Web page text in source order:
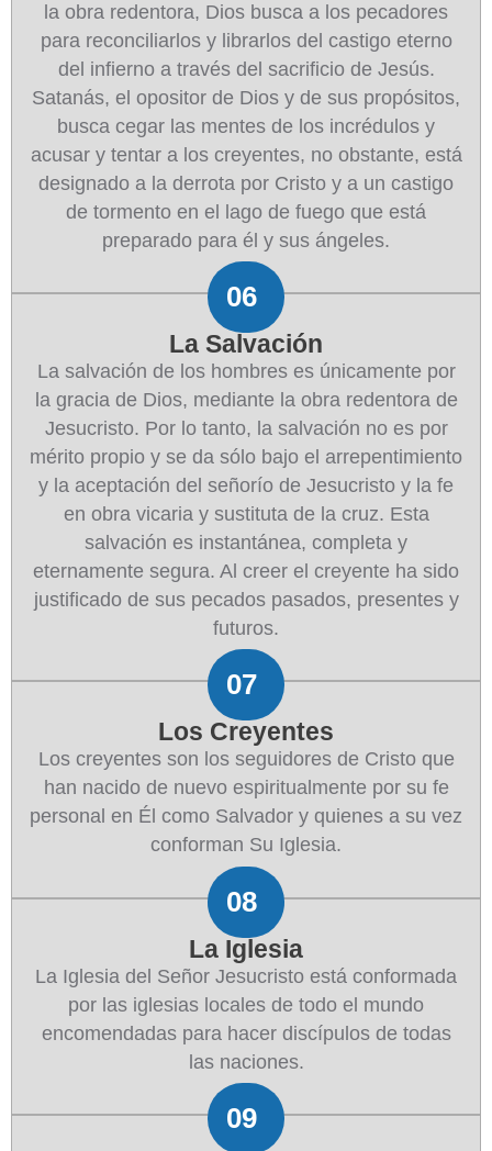
la obra redentora, Dios busca a los pecadores
para reconciliarlos y librarlos del castigo eterno
del infierno a través del sacrificio de Jesús.
Satanás, el opositor de Dios y de sus propósitos,
busca cegar las mentes de los incrédulos y
acusar y tentar a los creyentes, no obstante, está
designado a la derrota por Cristo y a un castigo
de tormento en el lago de fuego que está
preparado para él y sus ángeles.
06
La Salvación
La salvación de los hombres es únicamente por
la gracia de Dios, mediante la obra redentora de
Jesucristo. Por lo tanto, la salvación no es por
mérito propio y se da sólo bajo el arrepentimiento
y la aceptación del señorío de Jesucristo y la fe
en obra vicaria y sustituta de la cruz. Esta
salvación es instantánea, completa y
eternamente segura. Al creer el creyente ha sido
justificado de sus pecados pasados, presentes y
futuros.
07
Los Creyentes
Los creyentes son los seguidores de Cristo que
han nacido de nuevo espiritualmente por su fe
personal en Él como Salvador y quienes a su vez
conforman Su Iglesia.
08
La Iglesia
La Iglesia del Señor Jesucristo está conformada
por las iglesias locales de todo el mundo
encomendadas para hacer discípulos de todas
las naciones.
09